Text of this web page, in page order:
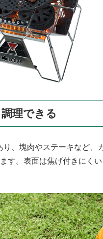
理できる
、塊肉やステーキなど、
す。表面は焦げ付きにく